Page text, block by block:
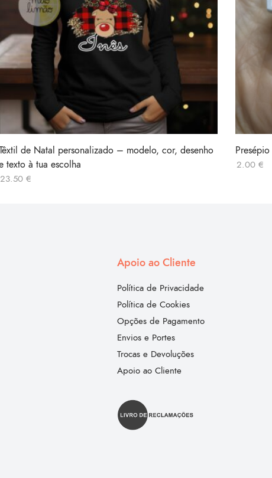
de Natal personalizado – modelo, cor, desenho
texto à tua escolha
23.50 €
2.00 €
Apoio ao Cliente
Política de Privacidade
Política de Cookies
Opções de Pagamento
Envios e Portes
Trocas e Devoluções
Apoio ao Cliente